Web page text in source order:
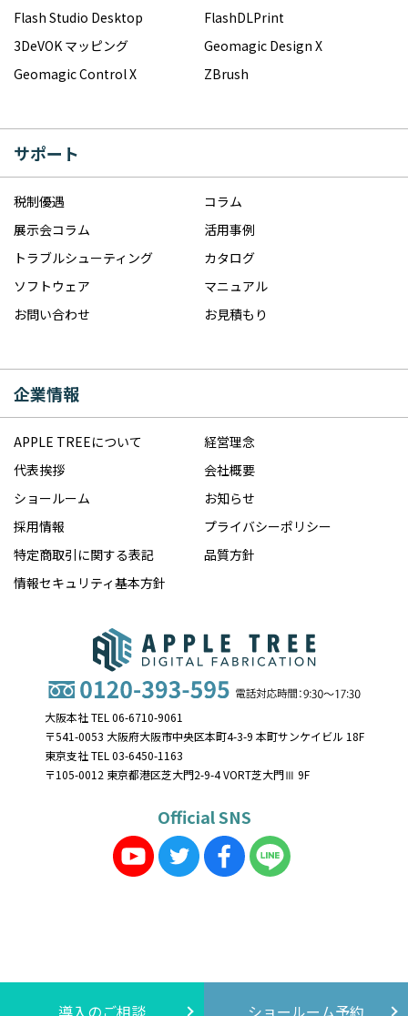
Flash Studio Desktop
FlashDLPrint
3DeVOK マッピング
Geomagic Design X
Geomagic Control X
ZBrush
サポート
税制優遇
コラム
展示会コラム
活用事例
トラブルシューティング
カタログ
ソフトウェア
マニュアル
お問い合わせ
お見積もり
企業情報
APPLE TREEについて
経営理念
代表挨拶
会社概要
ショールーム
お知らせ
採用情報
プライバシーポリシー
特定商取引に関する表記
品質方針
情報セキュリティ基本方針
大阪本社 TEL 06-6710-9061
〒541-0053 大阪府大阪市中央区本町4-3-9 本町サンケイビル 18F
東京支社 TEL 03-6450-1163
〒105-0012 東京都港区芝大門2-9-4 VORT芝大門Ⅲ 9F
Official SNS
導入のご相談 ショールーム予約